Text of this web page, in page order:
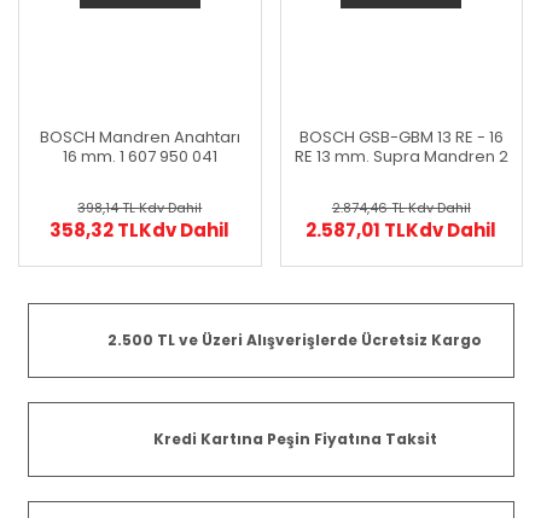
BOSCH Mandren Anahtarı
16 mm. 1 607 950 041
398,14 TLKdv Dahil
358,32 TLKdv Dahil
BOSCH GSB-GBM 13 RE - 16
RE 13 mm. Supra Mandren 2
2.874,46 TLKdv Dahil
2.587,01 TLKdv Dahil
2.500 TL ve Üzeri Alışverişlerde Ücretsiz Kargo
Kredi Kartına Peşin Fiyatına Taksit